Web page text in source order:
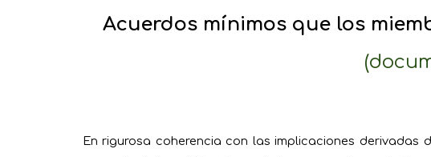
Acuerdos mínimos que los
En rigurosa coherencia con las implicaciones derivadas